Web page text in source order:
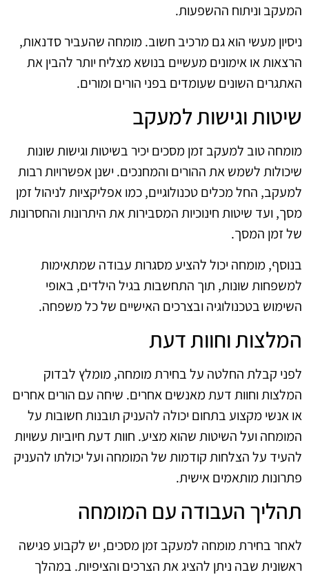
המעקב וניתוח ההשפעות.
ניסיון מעשי הוא גם מרכיב חשוב. מומחה שהעביר סדנאות,
הרצאות או אימונים מעשיים בנושא מצליח יותר להבין את
האתגרים השונים שעומדים בפני הורים ומורים.
שיטות וגישות למעקב
מומחה טוב למעקב זמן מסכים יכיר בשיטות וגישות שונות
שיכולות לשמש את ההורים והמחנכים. ישנן אפשרויות רבות
למעקב, החל מכלים טכנולוגיים, כמו אפליקציות לניהול זמן
מסך, ועד שיטות חינוכיות המסבירות את היתרונות והחסרונות
של זמן המסך.
בנוסף, מומחה יכול להציע מסגרות עבודה שמתאימות
למשפחות שונות, תוך התחשבות בגיל הילדים, באופי
השימוש בטכנולוגיה ובצרכים האישיים של כל משפחה.
המלצות וחוות דעת
לפני קבלת החלטה על בחירת מומחה, מומלץ לבדוק
המלצות וחוות דעת מאנשים אחרים. שיחה עם הורים אחרים
או אנשי מקצוע בתחום יכולה להעניק תובנות חשובות על
המומחה ועל השיטות שהוא מציע. חוות דעת חיוביות עשויות
להעיד על הצלחות קודמות של המומחה ועל יכולתו להעניק
פתרונות מותאמים אישית.
תהליך העבודה עם המומחה
לאחר בחירת מומחה למעקב זמן מסכים, יש לקבוע פגישה
ראשונית שבה ניתן להציג את הצרכים והציפיות. במהלך